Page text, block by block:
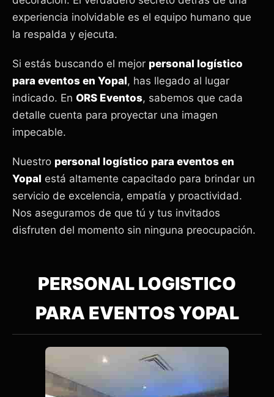
experiencia inolvidable es el equipo humano que
la respalda y ejecuta.
Si estás buscando el mejor personal logístico
para eventos en Yopal, has llegado al lugar
indicado. En ORS Eventos, sabemos que cada
detalle cuenta para proyectar una imagen
impecable.
Nuestro personal logístico para eventos en
Yopal está altamente capacitado para brindar un
servicio de excelencia, empatía y proactividad.
Nos aseguramos de que tú y tus invitados
disfruten del momento sin ninguna preocupación.
PERSONAL LOGISTICO
PARA EVENTOS YOPAL